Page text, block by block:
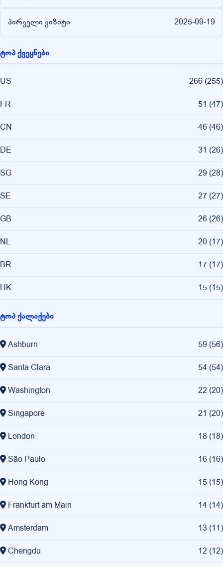
პირველი ვიზიტი 2025-09-19
ტოპ ქვეყნები
US 266 (255)
FR 51 (47)
CN 46 (46)
DE 31 (26)
SG 29 (28)
SE 27 (27)
GB 26 (26)
NL 20 (17)
BR 17 (17)
HK 15 (15)
ტოპ ქალაქები
Ashburn 59 (56)
Santa Clara 54 (54)
Washington 22 (20)
Singapore 21 (20)
London 18 (18)
São Paulo 16 (16)
Hong Kong 15 (15)
Frankfurt am Main 14 (14)
Amsterdam 13 (11)
Chengdu 12 (12)